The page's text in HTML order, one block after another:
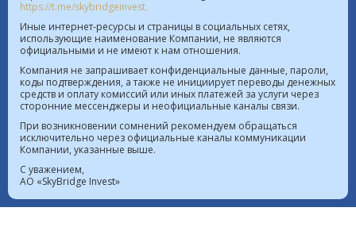
Лицензия на осуществление деятельности на рынке
ценных бумаг №4.2.192/113 от 20.07.2016
Лицензия на осуществление деятельности на
территории МФЦА №112018-0012 от 21.11.2018
Реестр выданных, переоформленных лицензий на
осуществление деятельности на рынке ценных
бумаг
Лицензия на проведение банковских операций
https://t.me/skybridgeinvest.
Иные интернет-ресурсы и страницы в социальных сетях,
использующие наименование Компании, не являются
официальными и не имеют к нам отношения.
Компания не запрашивает конфиденциальные данные, пароли,
коды подтверждения, а также не инициирует переводы денежных
средств и оплату комиссий или иных платежей за услуги через
сторонние мессенджеры и неофициальные каналы связи.
При возникновении сомнений рекомендуем обращаться
исключительно через официальные каналы коммуникации
Компании, указанные выше.
С уважением,
АО «SkyBridge Invest»